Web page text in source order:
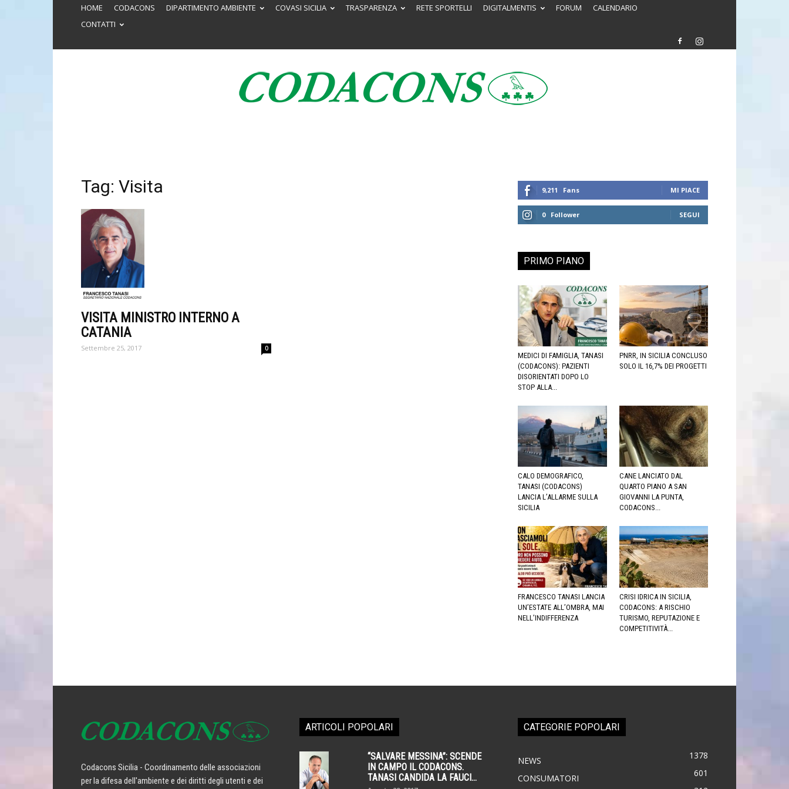
HOME CODACONS DIPARTIMENTO AMBIENTE COVASI SICILIA TRASPARENZA RETE SPORTELLI DIGITALMENTIS FORUM
CALENDARIO
CONTATTI
Tag: Visita
VISITA MINISTRO INTERNO A
CATANIA
Settembre 25, 2017 0
9,211 Fans MI PIACE
0 Follower SEGUI
PRIMO PIANO
MEDICI DI FAMIGLIA, TANASI
(CODACONS): PAZIENTI
DISORIENTATI DOPO LO
STOP ALLA...
PNRR, IN SICILIA CONCLUSO
SOLO IL 16,7% DEI PROGETTI
CALO DEMOGRAFICO,
TANASI (CODACONS)
LANCIA L’ALLARME SULLA
SICILIA
CANE LANCIATO DAL
QUARTO PIANO A SAN
GIOVANNI LA PUNTA,
CODACONS...
FRANCESCO TANASI LANCIA
UN’ESTATE ALL’OMBRA, MAI
NELL’INDIFFERENZA
CRISI IDRICA IN SICILIA,
CODACONS: A RISCHIO
TURISMO, REPUTAZIONE E
COMPETITIVITÀ...
Codacons Sicilia - Coordinamento delle associazioni
per la difesa dell'ambiente e dei diritti degli utenti e dei
ARTICOLI POPOLARI
“SALVARE MESSINA”: SCENDE
IN CAMPO IL CODACONS.
TANASI CANDIDA LA FAUCI...
CATEGORIE POPOLARI
NEWS 1378
CONSUMATORI
601